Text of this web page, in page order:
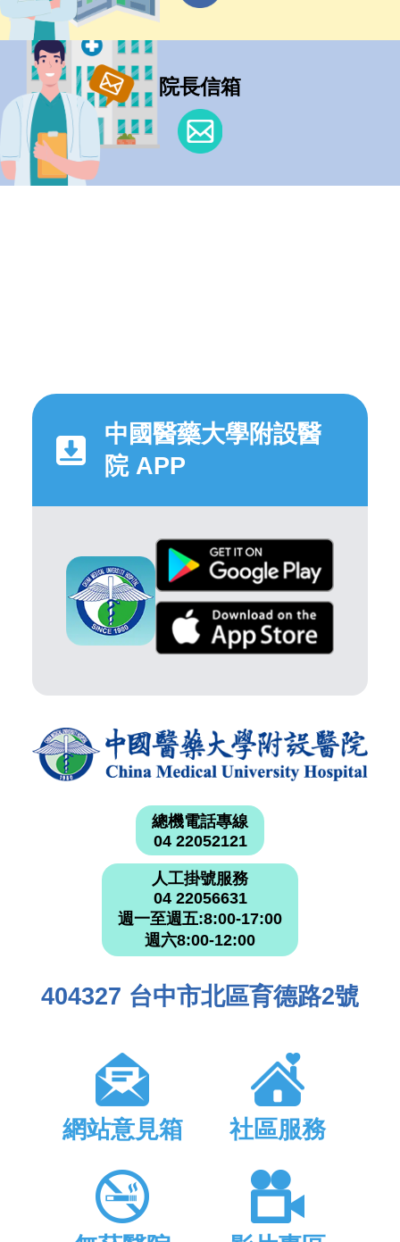
院長信箱
中國醫藥大學附設醫
院 APP
總機電話專線
04 22052121
人工掛號服務
04 22056631
週一至週五:8:00-17:00
週六8:00-12:00
404327 台中市北區育德路2號
網站意見箱 社區服務